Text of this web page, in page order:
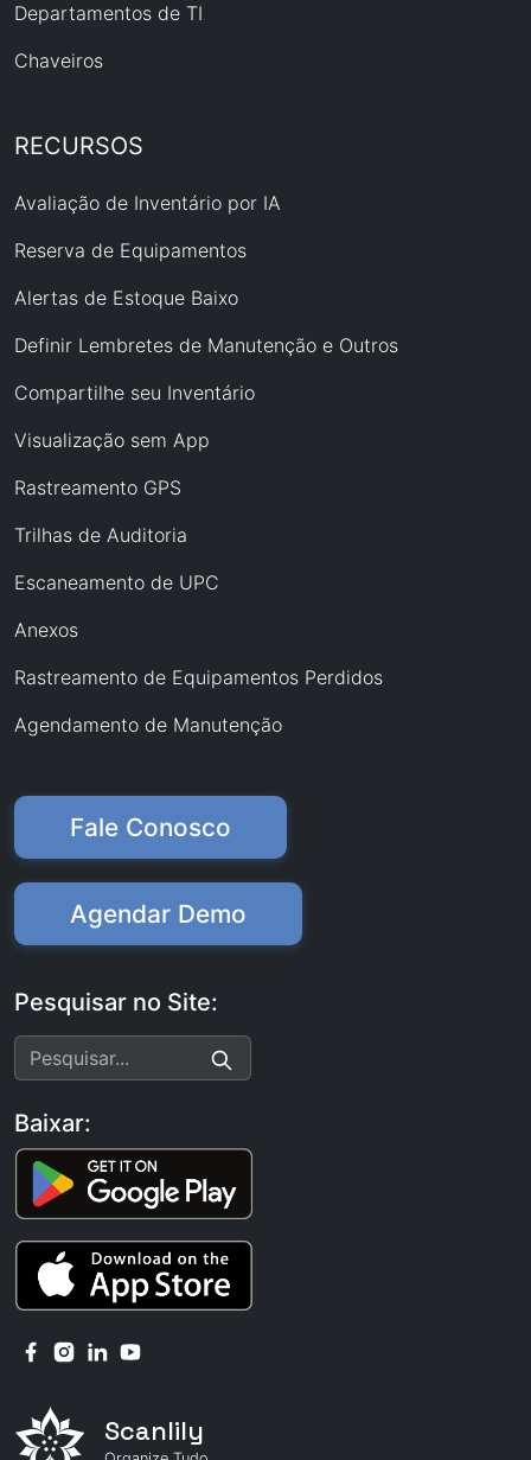
Departamentos de TI
Chaveiros
RECURSOS
Avaliação de Inventário por IA
Reserva de Equipamentos
Alertas de Estoque Baixo
Definir Lembretes de Manutenção e Outros
Compartilhe seu Inventário
Visualização sem App
Rastreamento GPS
Trilhas de Auditoria
Escaneamento de UPC
Anexos
Rastreamento de Equipamentos Perdidos
Agendamento de Manutenção
Fale Conosco
Agendar Demo
Pesquisar no Site:
Baixar:
Scanlily